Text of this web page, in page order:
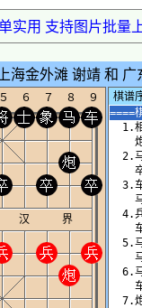
实用 支持图片批量